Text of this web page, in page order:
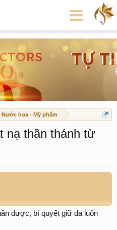
Nước hoa - Mỹ phẩm
nạ thần thánh từ
dược, bí quyết giữ da luôn